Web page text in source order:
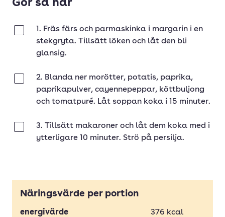
Gör så här
1. Fräs färs och parmaskinka i margarin i en
stekgryta. Tillsätt löken och låt den bli
glansig.
2. Blanda ner morötter, potatis, paprika,
paprikapulver, cayennepeppar, köttbuljong
och tomatpuré. Låt soppan koka i 15 minuter.
3. Tillsätt makaroner och låt dem koka med i
ytterligare 10 minuter. Strö på persilja.
Näringsvärde per portion
energivärde 376 kcal